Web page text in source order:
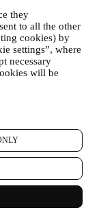
they
to all the other
cookies) by
settings”, where
necessary
will be
EN OM ONZE
AAN U
contractuele
de Website, uw
na de verkoop
voor onze
facturering
en statistische
administratieve of
Bijvoorbeeld
We zullen